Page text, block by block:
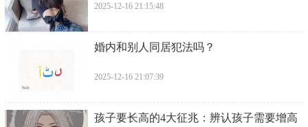
2025-12-16 21:15:48
​婚内和别人同居犯法吗？
2025-12-16 21:07:39
​孩子要长高的4大征兆：辨认孩子需要增高